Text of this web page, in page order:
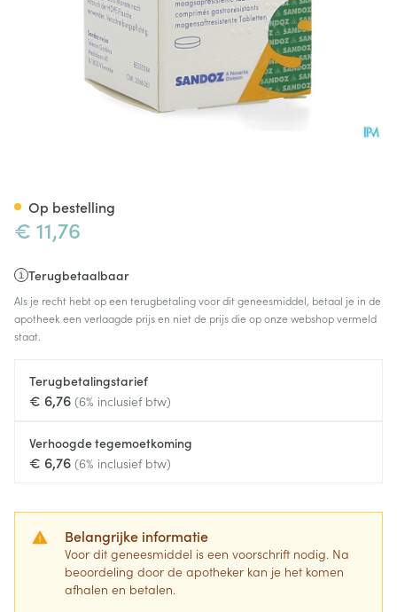
€ 11,76
Terugbetaalbaar
Als je recht hebt op een terugbetaling voor dit geneesmiddel, betaal je in de
apotheek een verlaagde prijs en niet de prijs die op onze webshop vermeld
staat.
Terugbetalingstarief
€ 6,76 (6% inclusief btw)
Verhoogde tegemoetkoming
€ 6,76 (6% inclusief btw)
Belangrijke informatie
Voor dit geneesmiddel is een voorschrift nodig. Na
beoordeling door de apotheker kan je het komen
afhalen en betalen.
Op bestelling